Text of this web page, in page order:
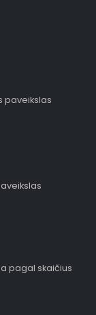
paveikslas
pagal skaičius